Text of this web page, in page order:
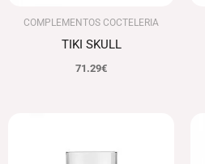
COMPLEMENTOS COCTELERIA
TIKI SKULL
71.29€